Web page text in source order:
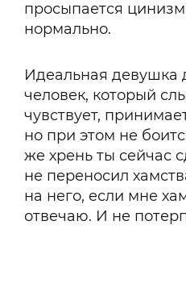
просыпается
нормально.
Идеальная девушка
человек, который
чувствует,
но при этом не
же хрень ты сейчас
не переносил
на него, если мне
отвечаю. И не